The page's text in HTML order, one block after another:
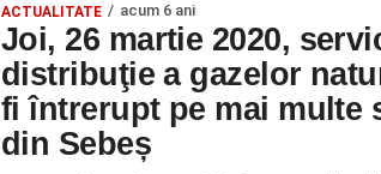
ACTUALITATE acum 6 ani
Joi, 26 martie 2020,
distribuţie a gazelor
fi întrerupt pe mai multe
din Sebeș